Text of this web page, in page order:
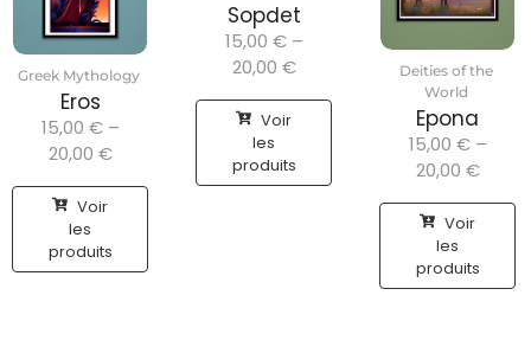
Greek Mythology
Eros
15,00 € –
20,00 €
Voir
les
produits
Sopdet
15,00 € –
20,00 €
Voir
les
produits
Deities of the
World
Epona
15,00 € –
20,00 €
Voir
les
produits